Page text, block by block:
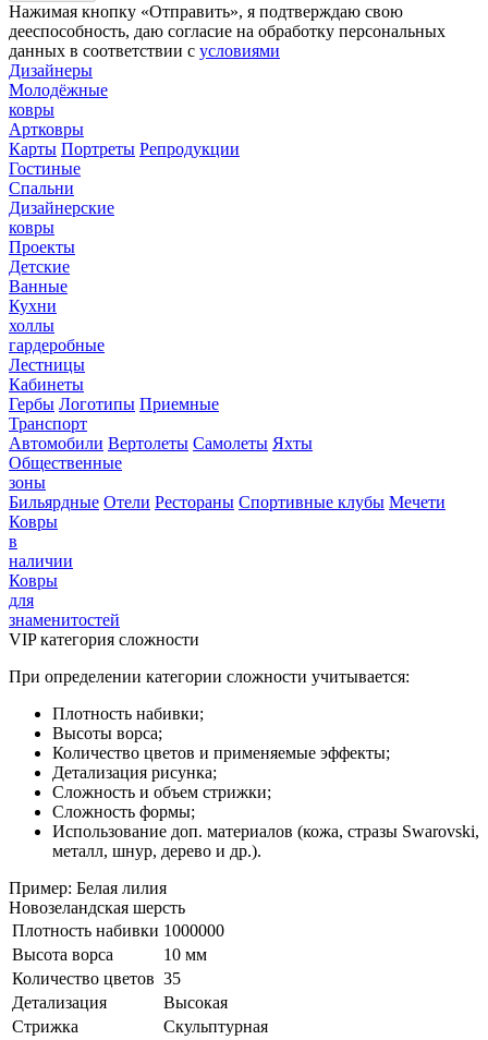
Нажимая кнопку «Отправить», я подтверждаю свою
дееспособность, даю согласие на обработку персональных
данных в соответствии с условиями
Дизайнеры
Молодёжные
ковры
Артковры
Карты Портреты Репродукции
Гостиные
Спальни
Дизайнерские
ковры
Проекты
Детские
Ванные
Кухни
холлы
гардеробные
Лестницы
Кабинеты
Гербы Логотипы Приемные
Транспорт
Автомобили Вертолеты Самолеты Яхты
Общественные
зоны
Бильярдные Отели Рестораны Спортивные клубы Мечети
Ковры
в
наличии
Ковры
для
знаменитостей
VIP категория сложности
При определении категории сложности учитывается:
Плотность набивки;
Высоты ворса;
Количество цветов и применяемые эффекты;
Детализация рисунка;
Сложность и объем стрижки;
Сложность формы;
Использование доп. материалов (кожа, стразы Swarovski,
металл, шнур, дерево и др.).
Пример: Белая лилия
Новозеландская шерсть
Плотность набивки 1000000
Высота ворса
10 мм
Количество цветов 35
Детализация
Высокая
Стрижка
Скульптурная